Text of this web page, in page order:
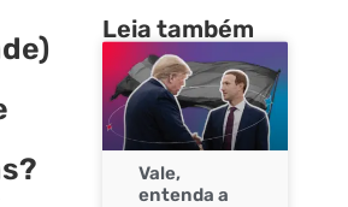
Leia também
Vale,
entenda a